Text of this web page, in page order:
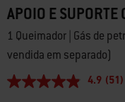
APOIO E SUPORTE
1 Queimador | Gás de
vendida em separado)
4.9
4.9 (51)